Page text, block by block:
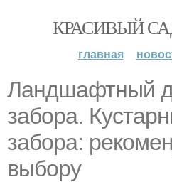
КРАСИВЫЙ
главная
Ландшафтный
забора.
забора:
выбору